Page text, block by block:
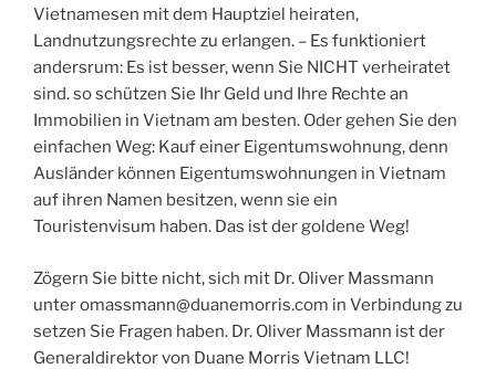
Vietnamesen mit dem Hauptziel heiraten,
Landnutzungsrechte zu erlangen. – Es funktioniert
andersrum: Es ist besser, wenn Sie NICHT verheiratet
sind. so schützen Sie Ihr Geld und Ihre Rechte an
Immobilien in Vietnam am besten. Oder gehen Sie den
einfachen Weg: Kauf einer Eigentumswohnung, denn
Ausländer können Eigentumswohnungen in Vietnam
auf ihren Namen besitzen, wenn sie ein
Touristenvisum haben. Das ist der goldene Weg!
Zögern Sie bitte nicht, sich mit Dr. Oliver Massmann
unter omassmann@duanemorris.com in Verbindung zu
setzen Sie Fragen haben. Dr. Oliver Massmann ist der
Generaldirektor von Duane Morris Vietnam LLC!